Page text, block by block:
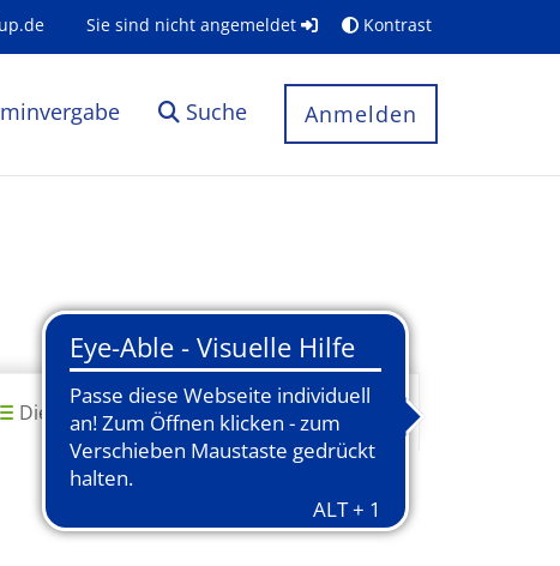
Sie sind nicht angemeldet Kontrast
Suche Anmelden
Dienstleistungen